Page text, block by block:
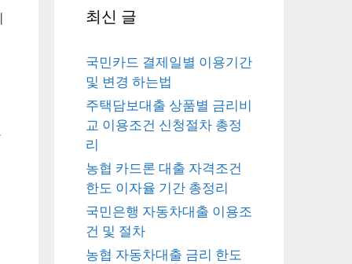
최신 글
국민카드 결제일별 이용기간
및 변경 하는법
주택담보대출 상품별 금리비
교 이용조건 신청절차 총정
리
농협 카드론 대출 자격조건
한도 이자율 기간 총정리
국민은행 자동차대출 이용조
건 및 절차
농협 자동차대출 금리 한도